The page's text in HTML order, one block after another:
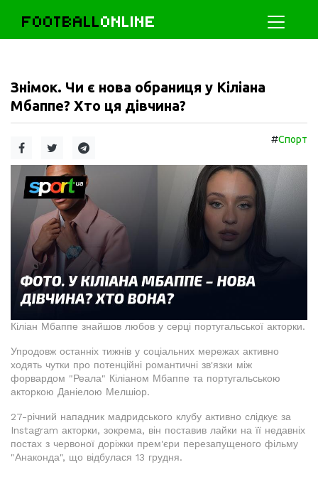
FOOTBALLONLINE
Знімок. Чи є нова обраниця у Кіліана
Мбаппе? Хто ця дівчина?
#Спорт
Кіліан Мбаппе знайшов любов у серці португальської акторки.
Упродовж останніх тижнів у соціальних мережах активно
ходять чутки про потенційні романтичні зв'язки між
форвардом "Реала" Кіліаном Мбаппе та португальською
акторкою Даніелою Мелшіор.
27-річний нападник мадридського клубу активно слідкує за
Instagram акторки, зокрема, він поставив лайки на її недавніх
постах з червоної доріжки прем'єри перезапущеного фільму
"Анаконда", що відбулася 13 грудня.